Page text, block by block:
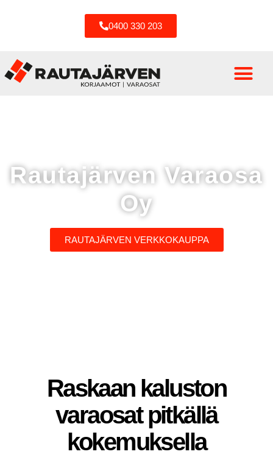
0400 330 203
Rautajärven Varaosa
Oy
RAUTAJÄRVEN VERKKOKAUPPA
Raskaan kaluston
varaosat pitkällä
kokemuksella